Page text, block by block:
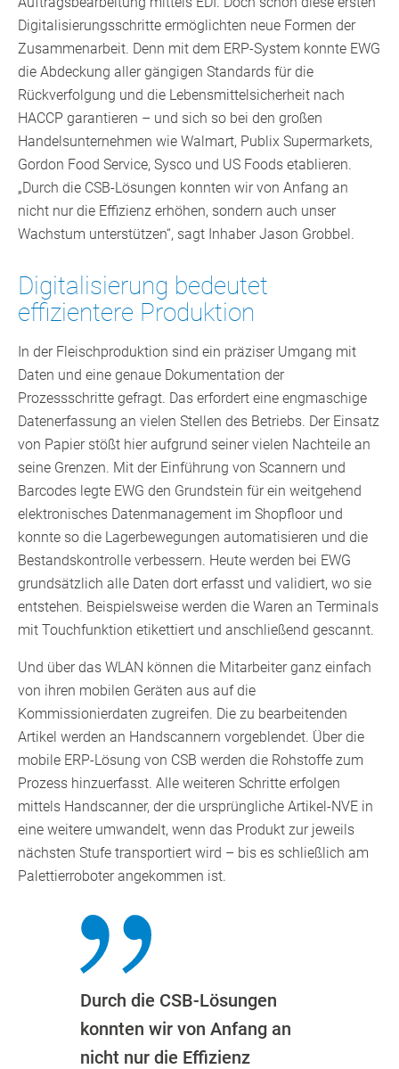
Digitalisierungsschritte ermöglichten neue Formen der
Zusammenarbeit. Denn mit dem ERP-System konnte EWG
die Abdeckung aller gängigen Standards für die
Rückverfolgung und die Lebensmittelsicherheit nach
HACCP garantieren – und sich so bei den großen
Handelsunternehmen wie Walmart, Publix Supermarkets,
Gordon Food Service, Sysco und US Foods etablieren.
„Durch die CSB-Lösungen konnten wir von Anfang an
nicht nur die Effizienz erhöhen, sondern auch unser
Wachstum unterstützen“, sagt Inhaber Jason Grobbel.
Digitalisierung bedeutet
effizientere Produktion
In der Fleischproduktion sind ein präziser Umgang mit
Daten und eine genaue Dokumentation der
Prozessschritte gefragt. Das erfordert eine engmaschige
Datenerfassung an vielen Stellen des Betriebs. Der Einsatz
von Papier stößt hier aufgrund seiner vielen Nachteile an
seine Grenzen. Mit der Einführung von Scannern und
Barcodes legte EWG den Grundstein für ein weitgehend
elektronisches Datenmanagement im Shopfloor und
konnte so die Lagerbewegungen automatisieren und die
Bestandskontrolle verbessern. Heute werden bei EWG
grundsätzlich alle Daten dort erfasst und validiert, wo sie
entstehen. Beispielsweise werden die Waren an Terminals
mit Touchfunktion etikettiert und anschließend gescannt.
Und über das WLAN können die Mitarbeiter ganz einfach
von ihren mobilen Geräten aus auf die
Kommissionierdaten zugreifen. Die zu bearbeitenden
Artikel werden an Handscannern vorgeblendet. Über die
mobile ERP-Lösung von CSB werden die Rohstoffe zum
Prozess hinzuerfasst. Alle weiteren Schritte erfolgen
mittels Handscanner, der die ursprüngliche Artikel-NVE in
eine weitere umwandelt, wenn das Produkt zur jeweils
nächsten Stufe transportiert wird – bis es schließlich am
Palettierroboter angekommen ist.
Durch die CSB-Lösungen
konnten wir von Anfang an
nicht nur die Effizienz